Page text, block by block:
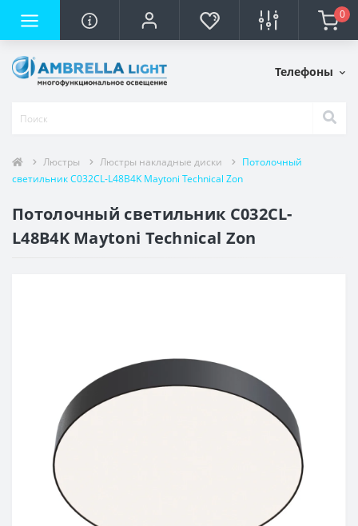
0
Телефоны
Люстры Люстры накладные диски
Потолочный
светильник C032CL-L48B4K Maytoni Technical Zon
Потолочный светильник C032CL-
L48B4K Maytoni Technical Zon